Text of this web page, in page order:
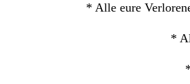
* Alle eure
*